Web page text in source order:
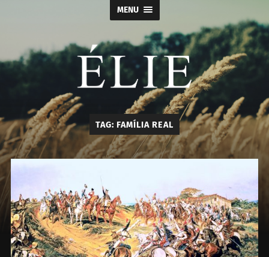
MENU
Élie
-
Calçados
Acessórios
Masculino
TAG: FAMÍLIA REAL